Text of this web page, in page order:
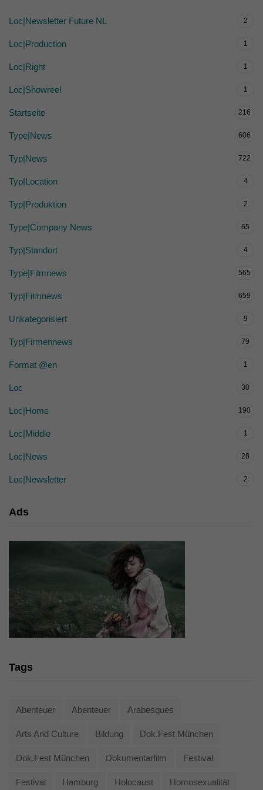
Loc|Newsletter Future NL 2
Loc|Production 1
Loc|Right 1
Loc|Showreel 1
Startseite 216
Type|News 606
Typ|News 722
Typ|Location 4
Typ|Produktion 2
Type|Company News 65
Typ|Standort 4
Type|Filmnews 565
Typ|Filmnews 659
Unkategorisiert 9
Typ|Firmennews 79
Format @en 1
Loc 30
Loc|Home 190
Loc|Middle 1
Loc|News 28
Loc|Newsletter 2
Ads
Tags
Abenteuer Abenteuer Arabesques
Arts And Culture Bildung Dok.fest München
Dok.fest München Dokumentarfilm Festival
Festival Hamburg Holocaust Homosexualität